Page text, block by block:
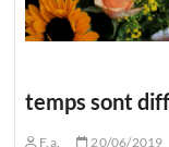
temps sont
F.a. 20/06/2019